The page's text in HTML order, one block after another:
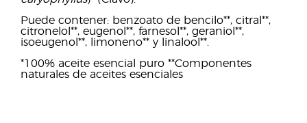
Puede contener: benzoato de bencilo**, citral**,
citronelol**, eugenol**, farnesol**, geraniol**,
isoeugenol**, limoneno** y linalool**.
*100% aceite esencial puro **Componentes
naturales de aceites esenciales